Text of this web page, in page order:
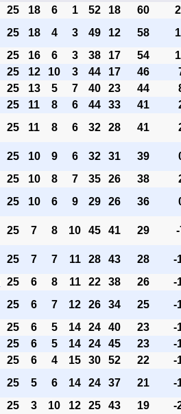
25 18 6 1 52 18 60
25 18 4 3 49 12 58
25 16 6 3 38 17 54
25 12 10 3 44 17 46
25 13 5 7 40 23 44
25 11 8 6 44 33 41
25 11 8 6 32 28 41
25 10 9 6 32 31 39
25 10 8 7 35 26 38
25 10 6 9 29 26 36
25 7 8 10 45 41 29
25 7 7 11 28 43 28
-
25 6 8 11 22 38 26
-
25 6 7 12 26 34 25
-
25 6 5 14 24 40 23
-
25 6 5 14 24 45 23
-
25 6 4 15 30 52 22
-
25 5 6 14 24 37 21
-
25 3 10 12 25 43 19 -